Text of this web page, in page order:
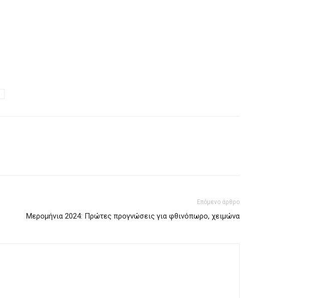
Επόμενο άρθρο
Μερομήνια 2024: Πρώτες προγνώσεις για φθινόπωρο, χειμώνα